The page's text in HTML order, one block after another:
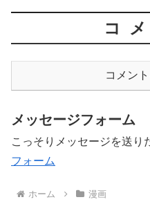
コ
コメン
メッセージフォーム
こっそりメッセージを送り
フォーム
ホーム 漫画